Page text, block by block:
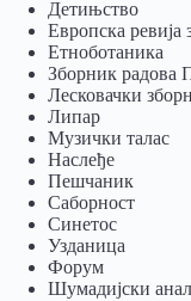
Детињство
Европска ревија
Eтноботаника
Зборник радова
Лесковачки
Липар
Музички талас
Наслеђе
Пешчаник
Саборност
Синетос
Узданица
Форум
Шумадијски